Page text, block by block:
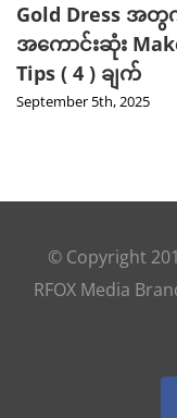
Gold Dress အ
အကောင်းဆုံး
Tips ( 4 ) ချက်
September 5th, 2025
© Copyright
RFOX Media